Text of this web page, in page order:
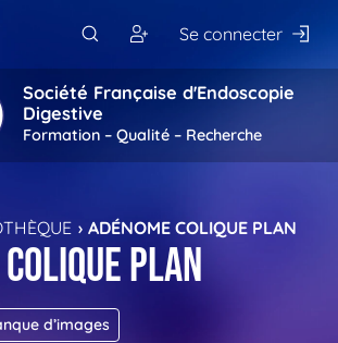
Se connecter
Société Française d'Endoscopie
Digestive
Formation – Qualité – Recherche
ADÉNOME COLIQUE PLAN
colique plan
d’images